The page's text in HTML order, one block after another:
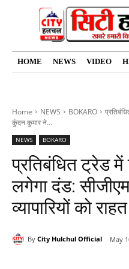
HOME NEWS VIDEO
Home NEWS BOKARO
कुंदन कुमार ने...
NEWS BOKARO
प्रतिबंधित ट्रेड
लगेगा दंड:
व्यापारियों को राहत
By City Hulchul Official May